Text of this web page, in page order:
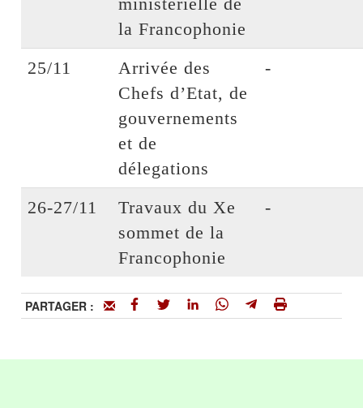
la Francophonie
25/11
Arrivée des
Chefs d’Etat, de
gouvernements
et de
délegations
-
26-27/11
Travaux du Xe
sommet de la
Francophonie
-
PARTAGER :